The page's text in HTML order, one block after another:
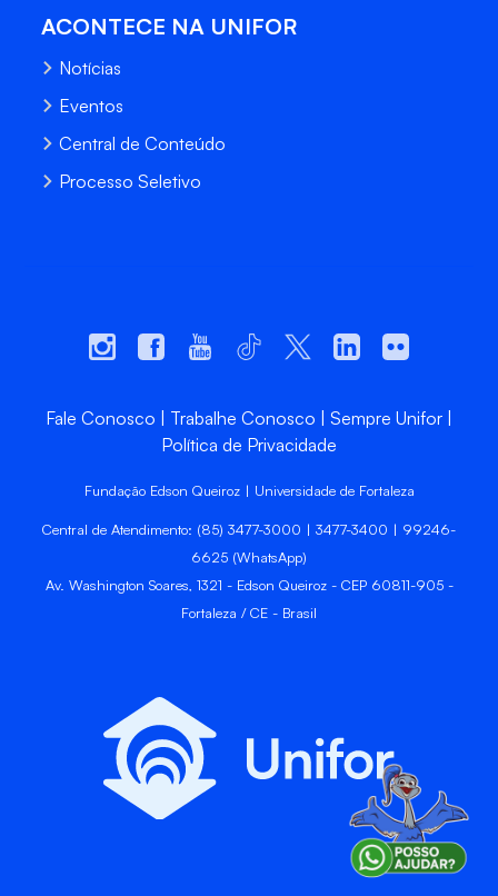
ACONTECE NA UNIFOR
Notícias
Eventos
Central de Conteúdo
Processo Seletivo
Fale Conosco Trabalhe Conosco
Sempre Unifor
Política de Privacidade
Fundação Edson Queiroz | Universidade de Fortaleza
Central de Atendimento: (85) 3477-3000 | 3477-3400 | 99246-
6625 (WhatsApp)
Av. Washington Soares, 1321 - Edson Queiroz - CEP 60811-905 -
Fortaleza / CE - Brasil